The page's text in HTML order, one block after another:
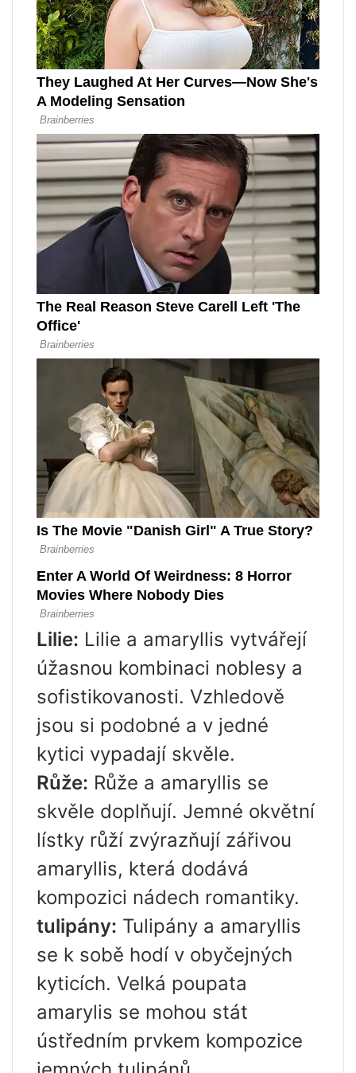
Lilie: Lilie a amaryllis vytvářejí
úžasnou kombinaci noblesy a
sofistikovanosti. Vzhledově
jsou si podobné a v jedné
kytici vypadají skvěle.
Růže: Růže a amaryllis se
skvěle doplňují. Jemné okvětní
lístky růží zvýrazňují zářivou
amaryllis, která dodává
kompozici nádech romantiky.
tulipány: Tulipány a amaryllis
se k sobě hodí v obyčejných
kyticích. Velká poupata
amarylis se mohou stát
ústředním prvkem kompozice